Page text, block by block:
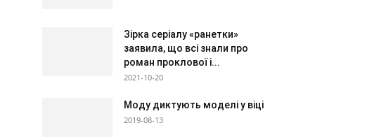
Зірка серіалу «ранетки»
заявила, що всі знали про
роман проклової і...
2021-10-20
Моду диктують моделі у віці
2019-08-13